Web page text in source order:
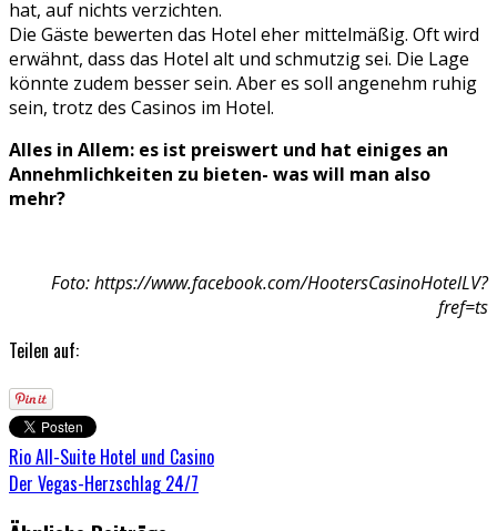
hat, auf nichts verzichten.
Die Gäste bewerten das Hotel eher mittelmäßig. Oft wird
erwähnt, dass das Hotel alt und schmutzig sei. Die Lage
könnte zudem besser sein. Aber es soll angenehm ruhig
sein, trotz des Casinos im Hotel.
Alles in Allem: es ist preiswert und hat einiges an
Annehmlichkeiten zu bieten- was will man also
mehr?
Foto: https://www.facebook.com/HootersCasinoHotelLV?
fref=ts
Teilen auf:
Rio All-Suite Hotel und Casino
Der Vegas-Herzschlag 24/7